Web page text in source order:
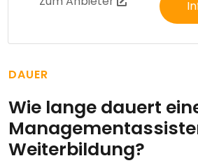
DAUER
Wie lange dauert
Weiterbildung?